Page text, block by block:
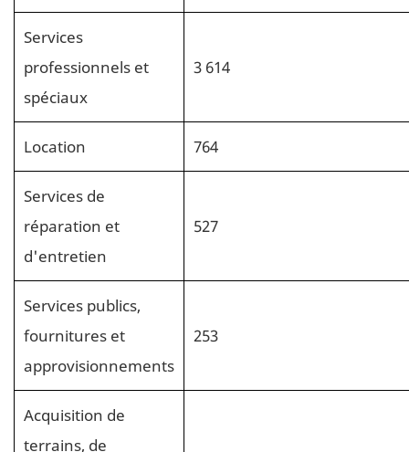
Services
professionnels et
spéciaux
3 614
Location 764
Services de
réparation et
d'entretien
527
Services publics,
fournitures et
approvisionnements
253
Acquisition de
terrains, de